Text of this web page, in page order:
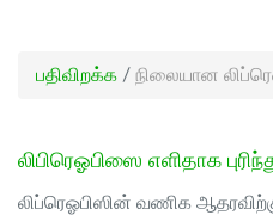
பதிவிறக்க / நிலையான
லிபிரெஓபிஸை எளிதாக
லிப்ரெஓபிஸின் வணிக